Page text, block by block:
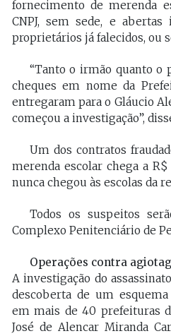
fornecimento de merenda
CNPJ, sem sede, e
proprietários já falecidos, ou
“Tanto o irmão quanto o
cheques em nome da
entregaram para o Gláucio
começou a investigação”,
Um dos contratos
merenda escolar chega a
nunca chegou às escolas da
Todos os suspeitos
Complexo Penitenciário de
Operações contra
A investigação do
descoberta de um
em mais de 40 prefeituras
José de Alencar Miranda